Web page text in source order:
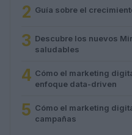
2 Guía sobre el
3 Descubre los nuevos
saludables
4 Cómo el marketing
enfoque data-driven
5 Cómo el marketing
campañas